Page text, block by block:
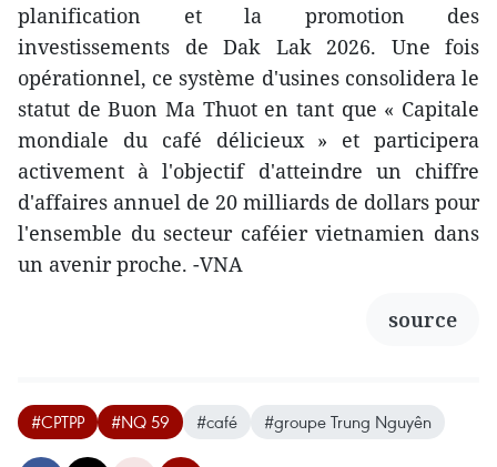
planification et la promotion des
investissements de Dak Lak 2026. Une fois
opérationnel, ce système d'usines consolidera le
statut de Buon Ma Thuot en tant que « Capitale
mondiale du café délicieux » et participera
activement à l'objectif d'atteindre un chiffre
d'affaires annuel de 20 milliards de dollars pour
l'ensemble du secteur caféier vietnamien dans
un avenir proche. -VNA
source
#CPTPP #NQ 59 #café #groupe Trung Nguyên